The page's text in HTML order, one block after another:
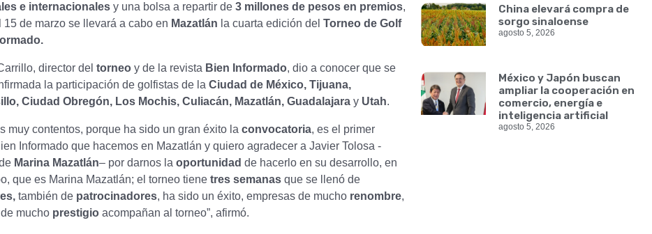
e internacionales y una bolsa a repartir de 3 millones de pesos en premios,
15 de marzo se llevará a cabo en Mazatlán la cuarta edición del Torneo de Golf
director del torneo y de la revista Bien Informado, dio a conocer que se
la participación de golfistas de la Ciudad de México, Tijuana,
Ciudad Obregón, Los Mochis, Culiacán, Mazatlán, Guadalajara y Utah.
muy contentos, porque ha sido un gran éxito la convocatoria, es el primer
Informado que hacemos en Mazatlán y quiero agradecer a Javier Tolosa -
Marina Mazatlán– por darnos la oportunidad de hacerlo en su desarrollo, en
que es Marina Mazatlán; el torneo tiene tres semanas que se llenó de
también de patrocinadores, ha sido un éxito, empresas de mucho renombre,
de mucho prestigio acompañan al torneo”, afirmó.
China elevará compra de
sorgo sinaloense
agosto 5, 2026
México y Japón buscan
ampliar la cooperación en
comercio, energía e
inteligencia artificial
agosto 5, 2026